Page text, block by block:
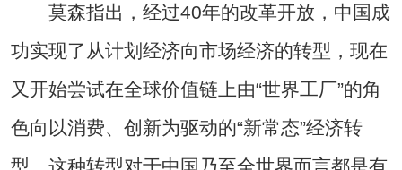
莫森指出，经过40年的改革开放，中国成
功实现了从计划经济向市场经济的转型，现在
又开始尝试在全球价值链上由“世界工厂”的角
色向以消费、创新为驱动的“新常态”经济转
型。这种转型对于中国乃至全世界而言都是有